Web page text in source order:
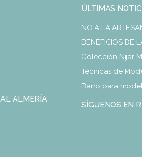
ALMERÍA
ÚLTIMAS
NO A LA
BENEFICIOS DE
Colección Nijar
Técnicas de
Barro para
SÍGUENOS EN